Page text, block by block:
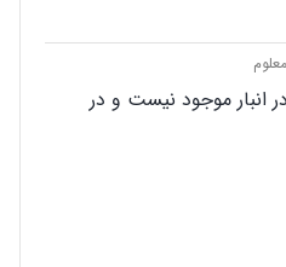
موجود نیست و در